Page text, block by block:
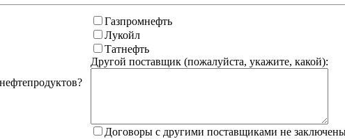
Газпромнефть
Лукойл
Татнефть
Другой поставщик (пожалуйста, укажите, какой):
Договоры с другими поставщиками не